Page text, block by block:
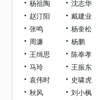
杨祖陶
沈志华
赵汀阳
戴建业
张鸣
杨奎松
周濂
杨鹏
王缉思
陈奉孝
马玲
王振东
袁伟时
史啸虎
秋风
刘小枫